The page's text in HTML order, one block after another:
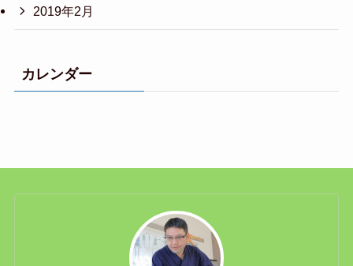
2019年2月
カレンダー